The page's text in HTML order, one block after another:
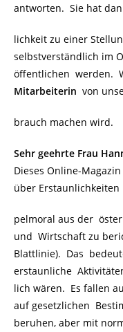
antworten. Sie hat
lichkeit zu einer
selbstverständlich im
öffentlichen werden.
Mitarbeiterin von
brauch machen wird.
Sehr geehrte Frau
Dieses Online-
über Erstaunlichkeiten
pelmoral aus der
und Wirtschaft zu
Blattlinie). Das
erstaunliche
lich wären. Es fallen
auf gesetzlichen
beruhen, aber mit